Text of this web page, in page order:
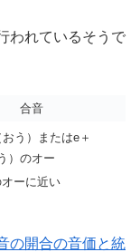
われているそうで
合音
う）またはe＋
）のオー
ーに近い
の開合の音価と統